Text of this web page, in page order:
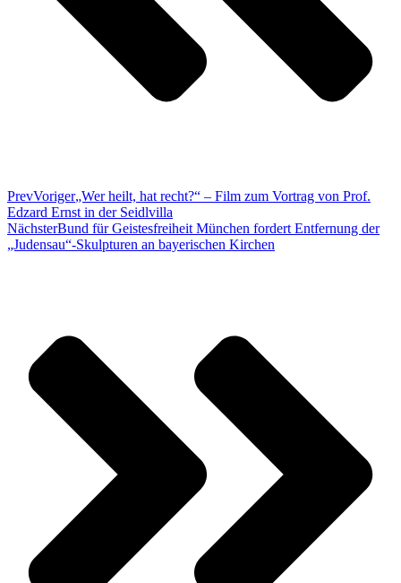
PrevVoriger„Wer heilt, hat recht?“ – Film zum Vortrag von Prof.
Edzard Ernst in der Seidlvilla
NächsterBund für Geistesfreiheit München fordert Entfernung der
„Judensau“-Skulpturen an bayerischen Kirchen